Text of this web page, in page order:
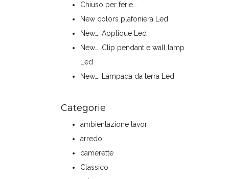
Chiuso per ferie….
New colors plafoniera Led
New…. Applique Led
New…. Clip pendant e wall lamp
Led
New…. Lampada da terra Led
Categorie
ambientazione lavori
arredo
camerette
Classico